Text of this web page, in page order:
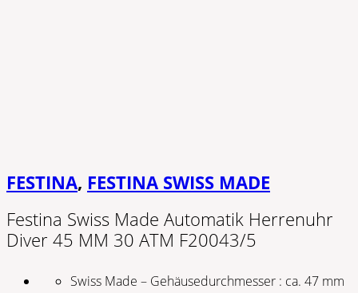
FESTINA, FESTINA SWISS MADE
Festina Swiss Made Automatik Herrenuhr
Diver 45 MM 30 ATM F20043/5
Swiss Made – Gehäusedurchmesser : ca. 47 mm